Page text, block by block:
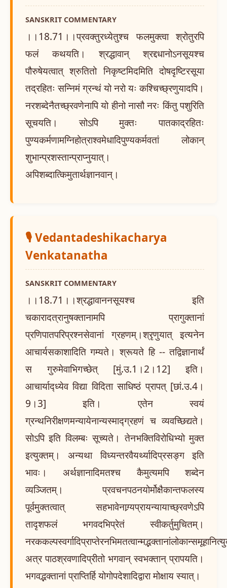
SANSKRIT COMMENTARY
।।18.71।।प्रवक्तुरध्येतुश्च फलमुक्त्वा श्रोतुरपि
फलं कथयति। श्रद्धावान् श्रद्दधानोऽनसूयश्च
पौरुषेयत्वात् श्रुतितो निकृष्टमिदमिति दोषदृष्टिरसूया
तद्रहितः सन्निमं ग्रन्थं यो नरो यः कश्चिच्छ्रणुयादपि।
नरशब्देनैतच्छ्रवणेनापि यो हीनो नासौ नरः किंतु पशुरिति
सूचयति। सोऽपि मुक्तः पातकाद्रहितः
पुण्यकर्मणामग्निहोत्राश्वमेधादिपुण्यकर्मवतां लोकान्
शुभान्प्रशस्तान्प्राप्नुयात्।
अपिशब्दात्किमुतार्थज्ञानवान्।
🎙️ Vedantadeshikacharya
Venkatanatha
SANSKRIT COMMENTARY
।।18.71।।श्रद्धावाननसूयश्च इति
चकारादत्रानुषक्तानामपि प्रागुक्तानां
प्रणिपातपरिप्रश्नसेवानां ग्रहणम्।श्रृणुयात् इत्यनेन
आचार्यसकाशादिति गम्यते। श्रूयते हि -- तद्विज्ञानार्थं
स गुरुमेवाभिगच्छेत् [मुं.उ.1।2।12] इति।
आचार्याद्ध्येव विद्या विदिता साधिष्ठं प्रापत् [छां.उ.4।
9।3] इति। एतेन स्वयं
ग्रन्थनिरीक्षणमन्यायेनान्यस्माद्ग्रहणं च व्यवच्छिद्यते।
सोऽपि इति विलम्बः सूच्यते। तेनभक्तिविरोधिभ्यो मुक्त
इत्युक्तम्। अन्यथा विध्यन्तरवैयर्थ्यादिप्रसङ्ग इति
भावः। अर्थज्ञानादिमतश्च कैमुत्यमपि शब्देन
व्यञ्जितम्। प्रवचनपठनयोर्मोक्षैकान्तफलस्य
पूर्वमुक्तत्वात् सहभावेनाग्र्यप्रायन्यायाच्छ्रवणेऽपि
तादृशफलं भगवदभिप्रेतं स्वीकर्तुमुचितम्।
अत्र पाठश्रवणादिप्रीतो भगवान् स्वभक्तान् प्रापयति।
भगवद्भक्तानां प्राप्तिर्हि योगोपदेशादिद्वारा मोक्षाय स्यात्।